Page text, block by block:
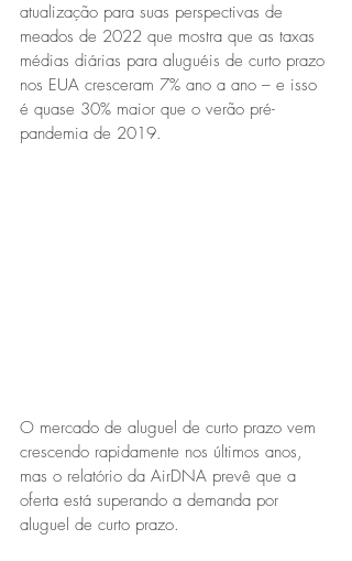
atualização para suas perspectivas de
meados de 2022 que mostra que as taxas
médias diárias para aluguéis de curto prazo
nos EUA cresceram 7% ano a ano – e isso
é quase 30% maior que o verão pré-
pandemia de 2019.
O mercado de aluguel de curto prazo vem
crescendo rapidamente nos últimos anos,
mas o relatório da AirDNA prevê que a
oferta está superando a demanda por
aluguel de curto prazo.